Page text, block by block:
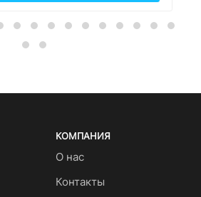
КОМПАНИЯ
О нас
Контакты